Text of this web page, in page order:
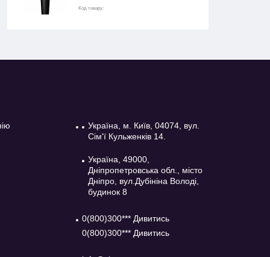
Код товару:
Україна, м. Київ, 04074, вул.
Сім'ї Кульженків 14.
Україна, 49000,
Дніпропетровська обл., місто
Дніпро, вул.Дубініна Володі,
будинок 8
0(800)300*** Дивитись
0(800)300*** Дивитись